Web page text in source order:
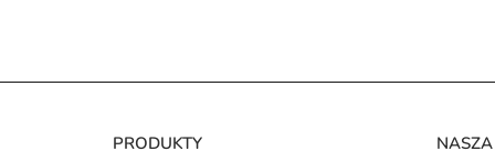
PRODUKTY